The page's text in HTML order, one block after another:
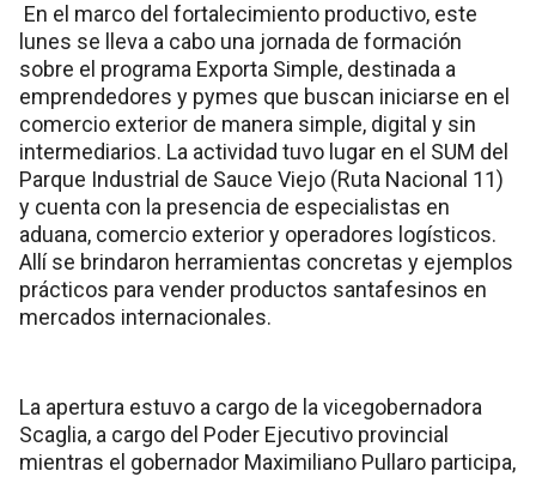
En el marco del fortalecimiento productivo, este
lunes se lleva a cabo una jornada de formación
sobre el programa Exporta Simple, destinada a
emprendedores y pymes que buscan iniciarse en el
comercio exterior de manera simple, digital y sin
intermediarios. La actividad tuvo lugar en el SUM del
Parque Industrial de Sauce Viejo (Ruta Nacional 11)
y cuenta con la presencia de especialistas en
aduana, comercio exterior y operadores logísticos.
Allí se brindaron herramientas concretas y ejemplos
prácticos para vender productos santafesinos en
mercados internacionales.
La apertura estuvo a cargo de la vicegobernadora
Scaglia, a cargo del Poder Ejecutivo provincial
mientras el gobernador Maximiliano Pullaro participa,